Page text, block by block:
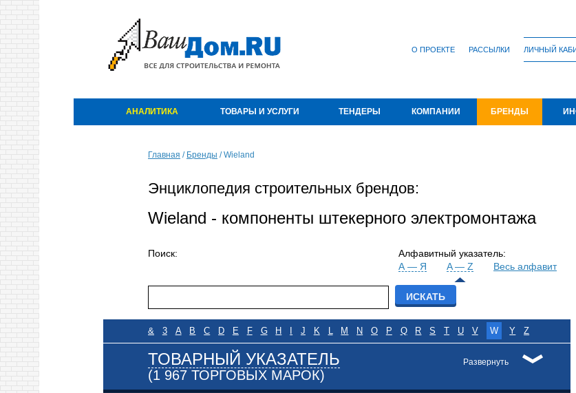
О ПРОЕКТЕ РАССЫЛКИ ЛИЧНЫЙ
АНАЛИТИКА ТОВАРЫ И УСЛУГИ ТЕНДЕРЫ КОМПАНИИ БРЕНДЫ
Главная / Бренды /Wieland
Энциклопедия строительных брендов:
Wieland - компоненты штекерного электромонтажа
Алфавитный указатель:
А — Я
A — Z Весь алфавит
Поиск:
& 3 A B C D E F G H J K L M N O P Q R S T U V W Y Z
Развернуть
ТОВАРНЫЙ УКАЗАТЕЛЬ
(1 967 ТОРГОВЫХ МАРОК)